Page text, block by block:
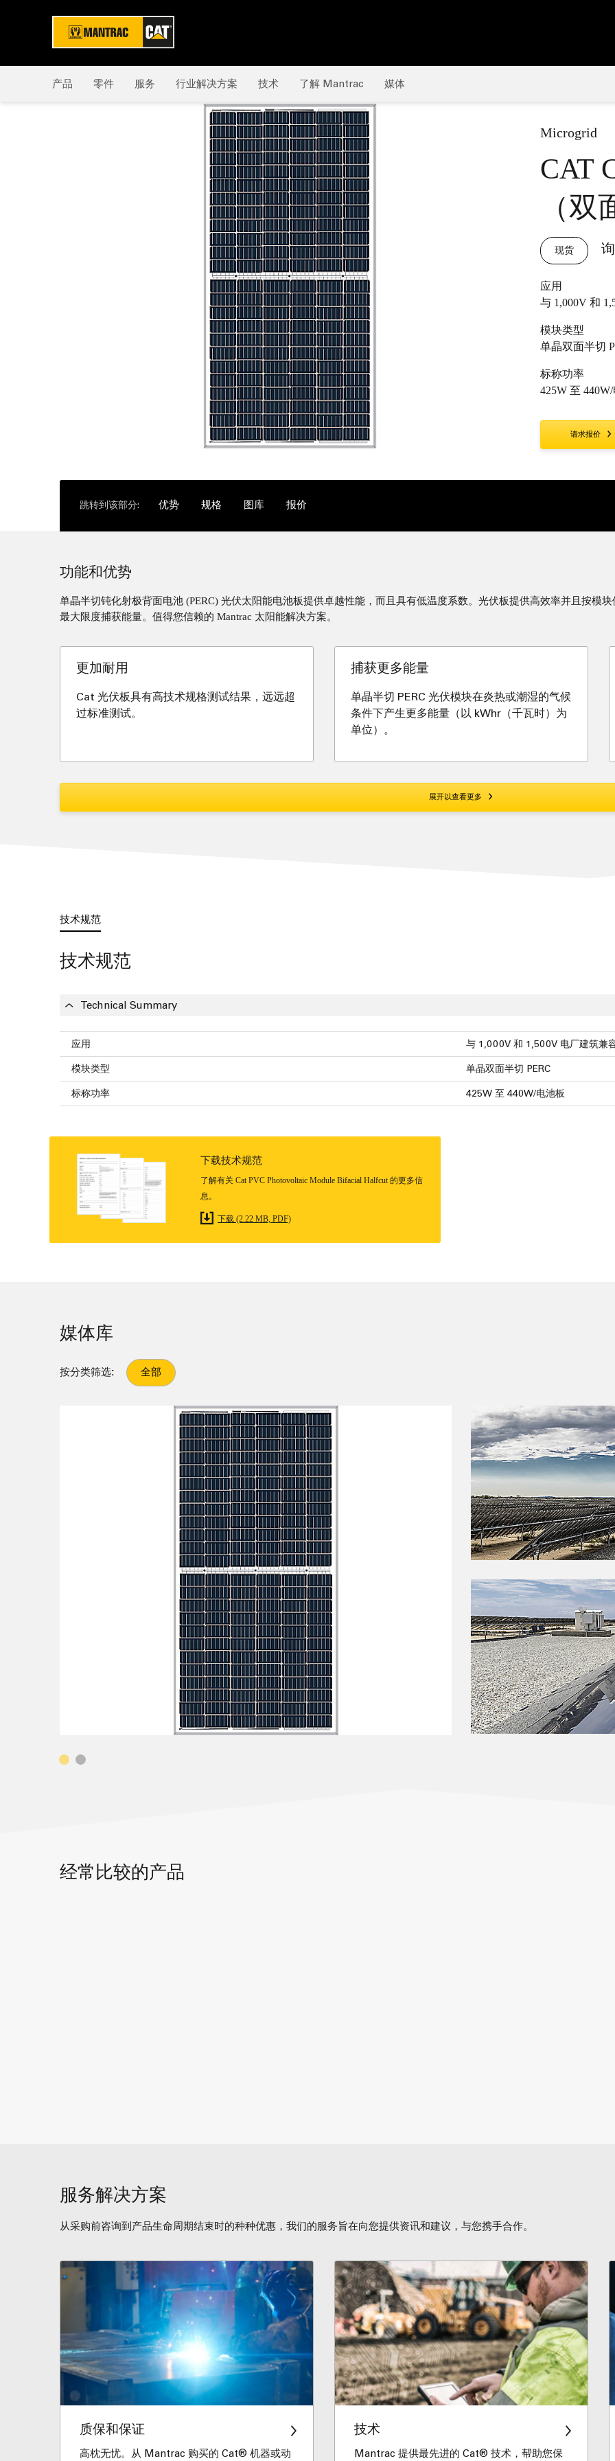
产品 零件 服务 行业解决方案 技术 了解 Mantrac 媒体
Microgrid
CAT
（双
现货
应用
与 1,000V 和
模块类型
单晶双面半切
标称功率
425W 至
请求报价
跳转到该部分: 优势 规格 图库 报价
功能和优势
单晶半切钝化射极背面电池 (PERC) 光伏太阳能电池板提供卓越性能，而且具有低温度系数。光伏板提供高效率并且按模块
最大限度捕获能量。值得您信赖的 Mantrac 太阳能解决方案。
更加耐用
Cat 光伏板具有高技术规格测试结果，远远超
过标准测试。
捕获更多能量
单晶半切 PERC 光伏模块在炎热或潮湿的气候
条件下产生更多能量（以 kWhr（千瓦时）为
单位）。
展开以查看更多
技术规范
技术规范
Technical Summary
应用 与 1,000V 和 1,500V 电厂建筑兼
模块类型 单晶双面半切 PERC
标称功率 425W 至 440W/电池板
下载技术规范
了解有关 Cat PVC Photovoltaic Module Bifacial Halfcut 的更多信
息。
下载 (2.22 MB, PDF)
媒体库
按分类筛选: 全部
经常比较的产品
服务解决方案
从采购前咨询到产品生命周期结束时的种种优惠，我们的服务旨在向您提供资讯和建议，与您携手合作。
质保和保证
高枕无忧。从 Mantrac 购买的 Cat® 机器或动
技术
Mantrac 提供最先进的 Cat® 技术，帮助您保